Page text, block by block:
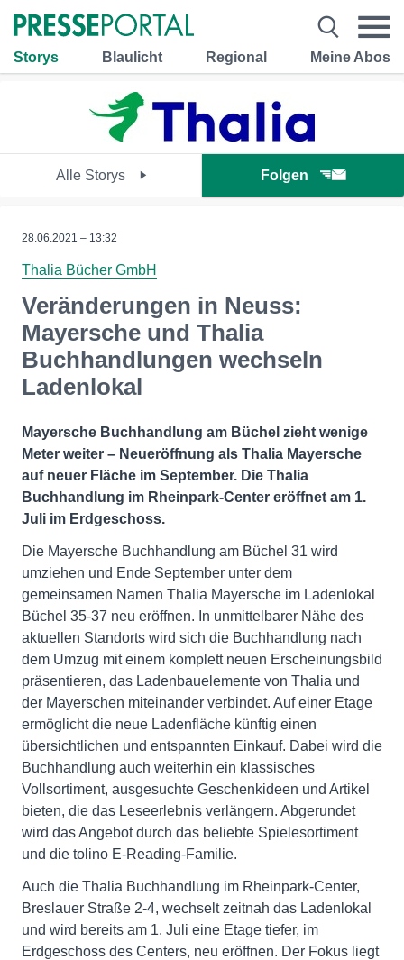
Storys Blaulicht Regional Meine Abos
Alle Storys Folgen
28.06.2021 – 13:32
Thalia Bücher GmbH
Veränderungen in Neuss:
Mayersche und Thalia
Buchhandlungen wechseln
Ladenlokal
Mayersche Buchhandlung am Büchel zieht wenige
Meter weiter – Neueröffnung als Thalia Mayersche
auf neuer Fläche im September. Die Thalia
Buchhandlung im Rheinpark-Center eröffnet am 1.
Juli im Erdgeschoss.
Die Mayersche Buchhandlung am Büchel 31 wird
umziehen und Ende September unter dem
gemeinsamen Namen Thalia Mayersche im Ladenlokal
Büchel 35-37 neu eröffnen. In unmittelbarer Nähe des
aktuellen Standorts wird sich die Buchhandlung nach
dem Umzug mit einem komplett neuen Erscheinungsbild
präsentieren, das Ladenbauelemente von Thalia und
der Mayerschen miteinander verbindet. Auf einer Etage
ermöglicht die neue Ladenfläche künftig einen
übersichtlichen und entspannten Einkauf. Dabei wird die
Buchhandlung auch weiterhin ein klassisches
Vollsortiment, ausgesuchte Geschenkideen und Artikel
bieten, die das Leseerlebnis verlängern. Abgerundet
wird das Angebot durch das beliebte Spielesortiment
und die tolino E-Reading-Familie.
Auch die Thalia Buchhandlung im Rheinpark-Center,
Breslauer Straße 2-4, wechselt zeitnah das Ladenlokal
und wird bereits am 1. Juli eine Etage tiefer, im
Erdgeschoss des Centers, neu eröffnen. Der Fokus liegt